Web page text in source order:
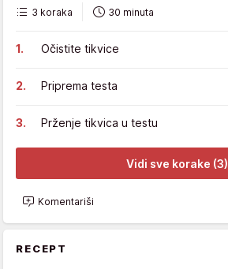
3 koraka 30 minuta
Očistite tikvice
Priprema testa
Prženje tikvica u testu
Vidi sve korake (3)
Komentariši
RECEPT